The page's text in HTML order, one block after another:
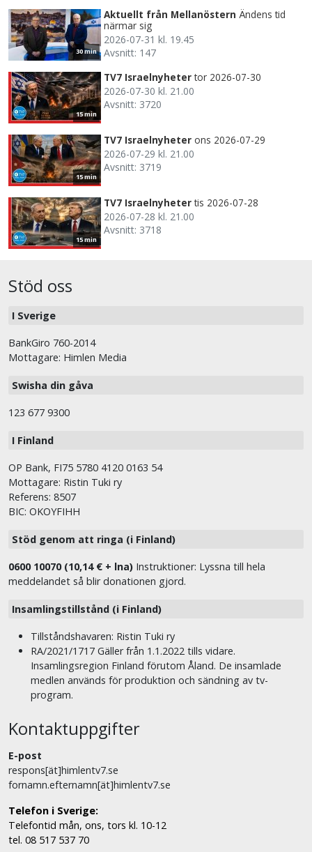
30 min
Aktuellt från Mellanöstern Ändens tid
närmar sig
2026-07-31 kl. 19.45
Avsnitt: 147
15 min
TV7 Israelnyheter tor 2026-07-30
2026-07-30 kl. 21.00
Avsnitt: 3720
15 min
TV7 Israelnyheter ons 2026-07-29
2026-07-29 kl. 21.00
Avsnitt: 3719
15 min
TV7 Israelnyheter tis 2026-07-28
2026-07-28 kl. 21.00
Avsnitt: 3718
Stöd oss
I Sverige
BankGiro 760-2014
Mottagare: Himlen Media
Swisha din gåva
123 677 9300
I Finland
OP Bank, FI75 5780 4120 0163 54
Mottagare: Ristin Tuki ry
Referens: 8507
BIC: OKOYFIHH
Stöd genom att ringa (i Finland)
0600 10070 (10,14 € + lna) Instruktioner: Lyssna till hela
meddelandet så blir donationen gjord.
Insamlingstillstånd (i Finland)
Tillståndshavaren: Ristin Tuki ry
RA/2021/1717 Gäller från 1.1.2022 tills vidare.
Insamlingsregion Finland förutom Åland. De insamlade
medlen används för produktion och sändning av tv-
program.
Kontaktuppgifter
E-post
respons[ät]himlentv7.se
fornamn.efternamn[ät]himlentv7.se
Telefon i Sverige:
Telefontid mån, ons, tors kl. 10-12
tel. 08 517 537 70